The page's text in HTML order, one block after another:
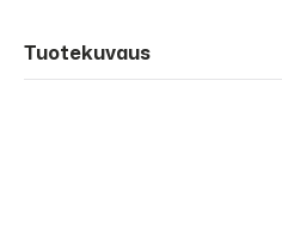
Tuotekuvaus